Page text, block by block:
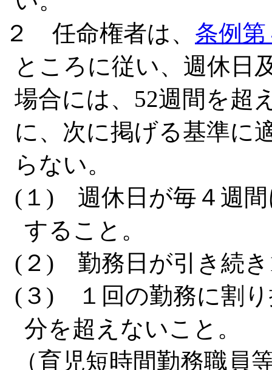
２ 任命権者は、 条例
ところに従い、週休日
場合には、52週間を超
に、次に掲げる基準に
らない。
(１) 週休日が毎４週間
すること。
(２) 勤務日が引き続き
(３) １回の勤務に割り
分を超えないこと。
（育児短時間勤務職員